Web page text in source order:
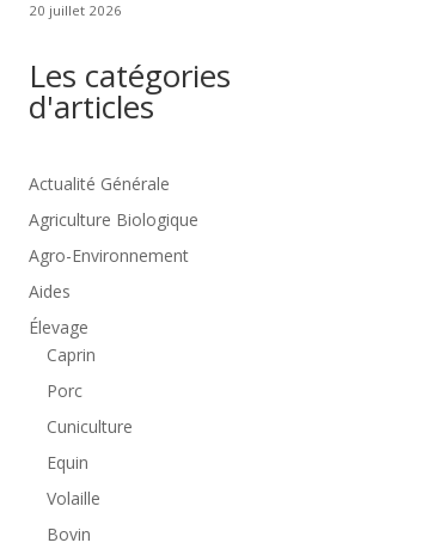
20 juillet 2026
Les catégories
d'articles
Actualité Générale
Agriculture Biologique
Agro-Environnement
Aides
Élevage
Caprin
Porc
Cuniculture
Equin
Volaille
Bovin